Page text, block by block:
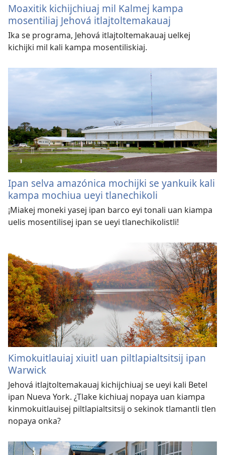
Moaxitik kichijchiuaj mil Kalmej kampa
mosentiliaj Jehová itlajtoltemakauaj
Ika se programa, Jehová itlajtoltemakauaj uelkej
kichijki mil kali kampa mosentiliskiaj.
Ipan selva amazónica mochijki se yankuik kali
kampa mochiua ueyi tlanechikoli
¡Miakej moneki yasej ipan barco eyi tonali uan kiampa
uelis mosentilisej ipan se ueyi tlanechikolistli!
Kimokuitlauiaj xiuitl uan piltlapialtsitsij ipan
Warwick
Jehová itlajtoltemakauaj kichijchiuaj se ueyi kali Betel
ipan Nueva York. ¿Tlake kichiuaj nopaya uan kiampa
kinmokuitlauisej piltlapialtsitsij o sekinok tlamantli tlen
nopaya onka?